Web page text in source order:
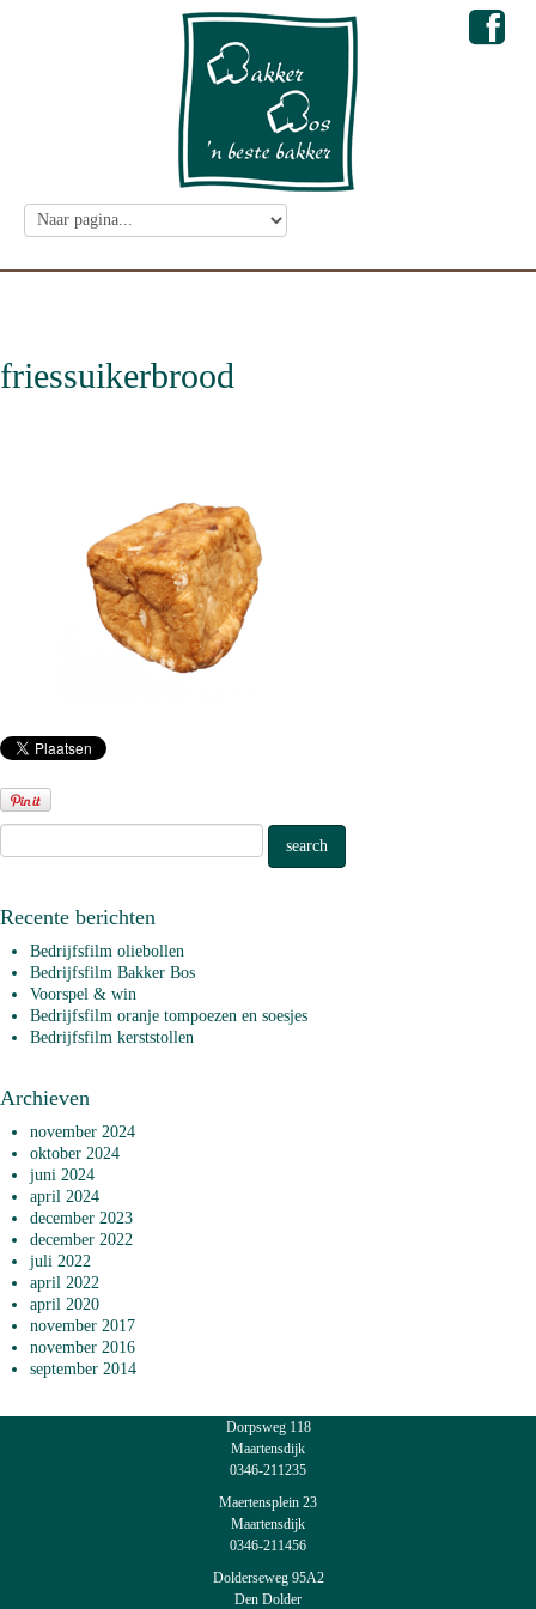
friessuikerbrood
Recente berichten
Bedrijfsfilm oliebollen
Bedrijfsfilm Bakker Bos
Voorspel & win
Bedrijfsfilm oranje tompoezen en soesjes
Bedrijfsfilm kerststollen
Archieven
november 2024
oktober 2024
juni 2024
april 2024
december 2023
december 2022
juli 2022
april 2022
april 2020
november 2017
november 2016
september 2014
Dorpsweg 118
Maartensdijk
0346-211235
Maertensplein 23
Maartensdijk
0346-211456
Dolderseweg 95A2
Den Dolder